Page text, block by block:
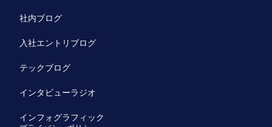
社内ブログ
入社エントリブログ
テックブログ
インタビューラジオ
インフォグラフィック